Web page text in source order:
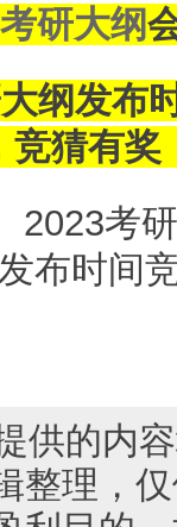
考研大纲
大纲发布
竞猜有奖
供的内
整理，